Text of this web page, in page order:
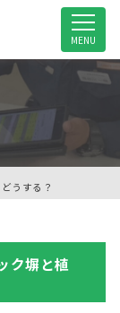
門MENU
うする？
ク塀と植